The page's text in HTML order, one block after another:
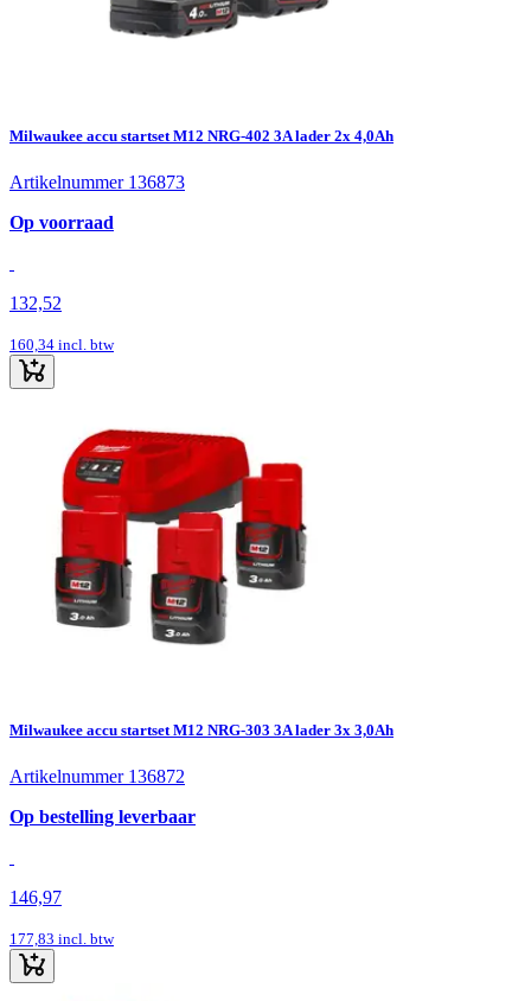
Milwaukee accu startset M12 NRG-402 3A lader 2x 4,0Ah
Artikelnummer 136873
Op voorraad
132,52
160,34 incl. btw
Milwaukee accu startset M12 NRG-303 3A lader 3x 3,0Ah
Artikelnummer 136872
Op bestelling leverbaar
146,97
177,83 incl. btw